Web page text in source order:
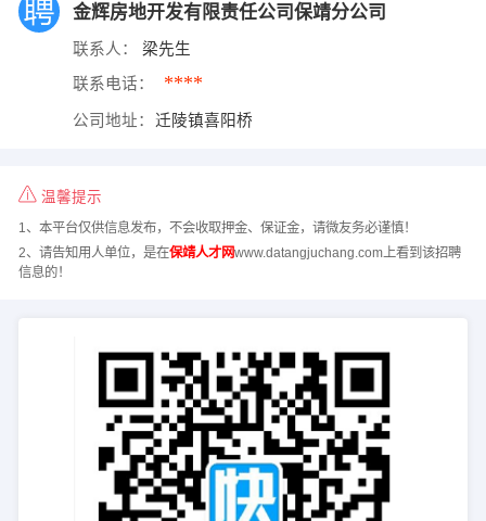
金辉房地开发有限责任公司保靖分公司
联系人： 梁先生
联系电话： ****
公司地址： 迁陵镇喜阳桥
温馨提示
1、本平台仅供信息发布，不会收取押金、保证金，请微友务必谨慎！
2、请告知用人单位，是在保靖人才网www.datangjuchang.com上看到该招聘
信息的！